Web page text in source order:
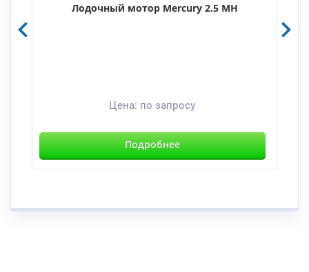
Лодочный мотор Mercury 2.5 MH
Цена: по запросу
Подробнее